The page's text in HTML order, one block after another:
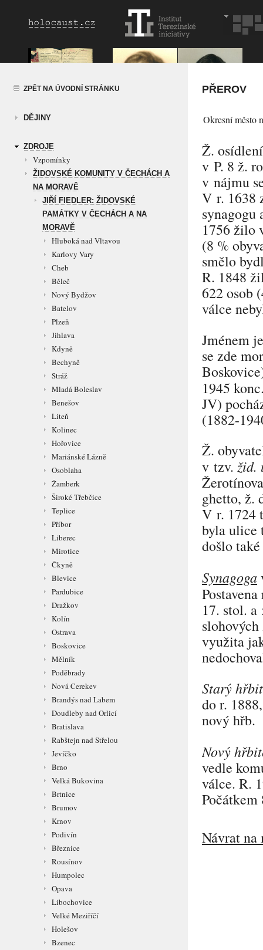
ZPĚT NA ÚVODNÍ STRÁNKU
DĚJINY
ZDROJE
Vzpomínky
ŽIDOVSKÉ KOMUNITY V ČECHÁCH A
NA MORAVĚ
JIŘÍ FIEDLER: ŽIDOVSKÉ
PAMÁTKY V ČECHÁCH A NA
MORAVĚ
Hluboká nad Vltavou
Karlovy Vary
Cheb
Běleč
Nový Bydžov
Batelov
Plzeň
Jihlava
Kdyně
Bechyně
Stráž
Mladá Boleslav
Benešov
Liteň
Kolinec
Hořovice
Mariánské Lázně
Osoblaha
Žamberk
Široké Třebčice
Teplice
Příbor
Liberec
Mirotice
Čkyně
Blevice
Pardubice
Dražkov
Kolín
Ostrava
Boskovice
Mělník
Poděbrady
Nová Cerekev
Brandýs nad Labem
Doudleby nad Orlicí
Bratislava
Rabštejn nad Střelou
Jevíčko
Brno
Velká Bukovina
Brtnice
Brumov
Krnov
Podivín
Březnice
Rousínov
Humpolec
Opava
Libochovice
Velké Meziříčí
Holešov
Bzenec
PŘEROV
Okresní město
Ž.
v P. 8 ž.
v nájmu
V r. 1638
synagogu
1756 žilo
(8 %
smělo
R. 1848
622 osob
válce
Jménem
se zde
1945
JV)
(1882-
Ž.
v tzv. žid.
ghetto, ž.
V r. 1724
byla ulice
došlo
Synagoga
17. stol. a
využita
Starý
do r.
nový hřb.
Nový
vedle
válce. R.
Návrat na